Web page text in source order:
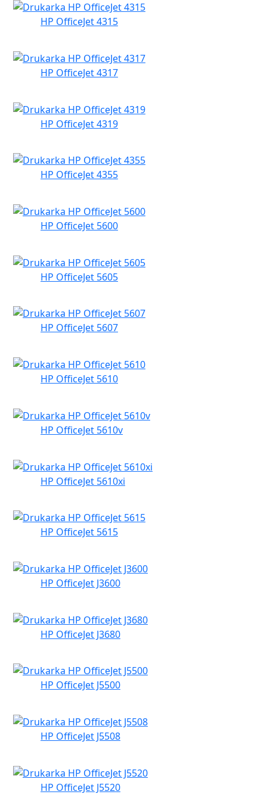
HP OfficeJet 4315
HP OfficeJet 4317
HP OfficeJet 4319
HP OfficeJet 4355
HP OfficeJet 5600
HP OfficeJet 5605
HP OfficeJet 5607
HP OfficeJet 5610
HP OfficeJet 5610v
HP OfficeJet 5610xi
HP OfficeJet 5615
HP OfficeJet J3600
HP OfficeJet J3680
HP OfficeJet J5500
HP OfficeJet J5508
HP OfficeJet J5520